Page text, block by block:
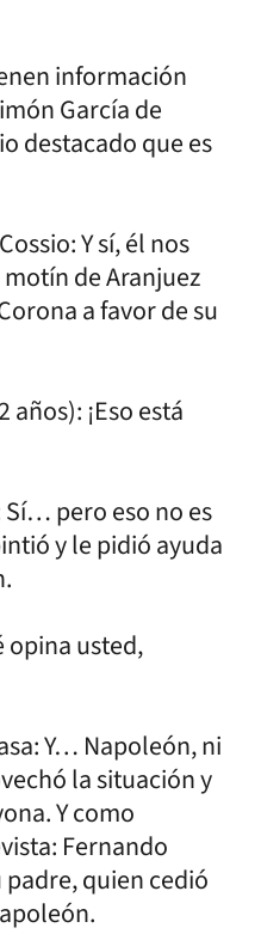
información
García de
destacado que es
Y sí, él nos
de Aranjuez
a favor de su
¡Eso está
Sí… pero eso no es
y le pidió ayuda
opina usted,
Y… Napoleón, ni
la situación y
Y como
Fernando
quien cedió